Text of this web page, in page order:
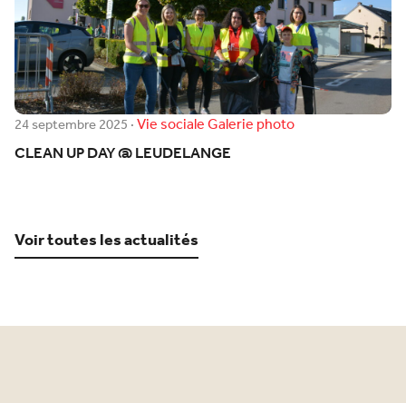
24 septembre 2025·Vie socialeGalerie photo
CLEAN UP DAY @ LEUDELANGE
Voir toutes les actualités